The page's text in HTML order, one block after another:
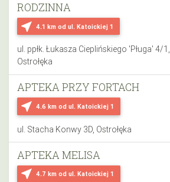
near_me 4.1 km od ul. Katoickiej 1
RODZINNA
ul. ppłk. Łukasza Cieplińskiego 'Pługa' 4/1,
Ostrołęka
near_me 4.6 km od ul. Katoickiej 1
APTEKA PRZY FORTACH
ul. Stacha Konwy 3D, Ostrołęka
near_me 4.7 km od ul. Katoickiej 1
APTEKA MELISA